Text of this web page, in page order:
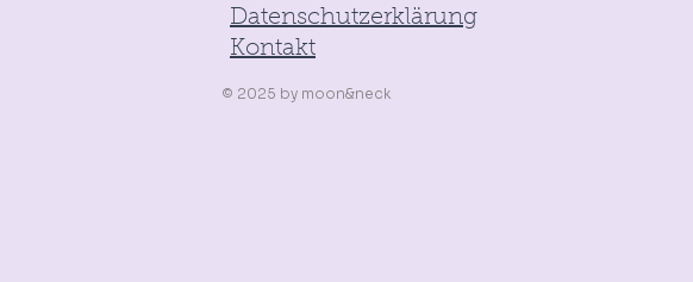
Datenschutzerklärung
Kontakt
© 2025 by moon&neck